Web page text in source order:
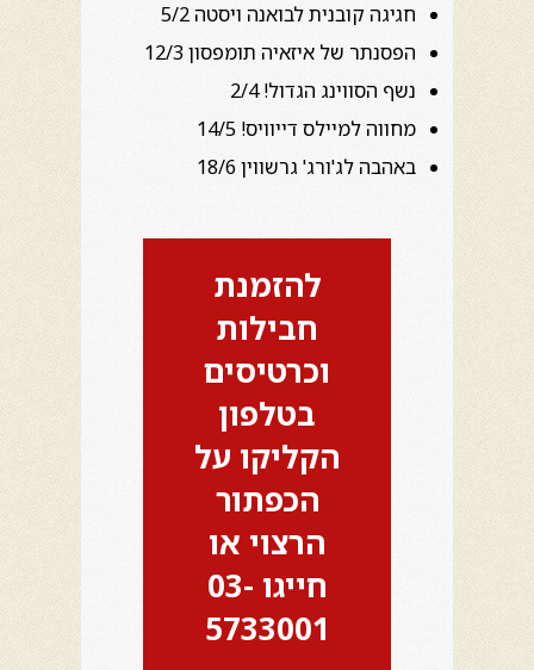
חגיגה קובנית לבואנה ויסטה 5/2
הפסנתר של איזאיה תומפסון 12/3
נשף הסווינג הגדול! 2/4
מחווה למיילס דייוויס! 14/5
באהבה לג'ורג' גרשווין 18/6
להזמנת
חבילות
וכרטיסים
בטלפון
הקליקו על
הכפתור
הרצוי או
חייגו 03-
5733001